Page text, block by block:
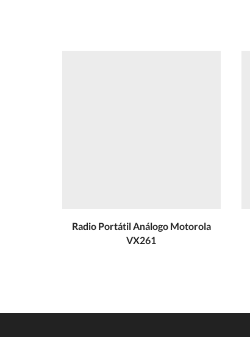
Radio Portátil Análogo Motorola
VX261